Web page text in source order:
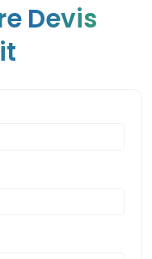
Devis